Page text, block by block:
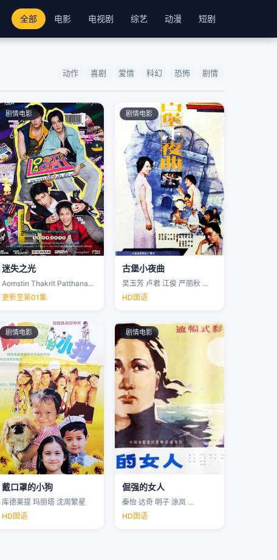
全部 电影 电视剧 综艺 动漫 短剧
动作 喜剧 爱情 科幻 恐怖 剧情
剧情电影
迷失之光
Aomstin Thakrit Patthanaworakit
更新至第01集
剧情电影
古堡小夜曲
吴玉芳 卢君 江俊 严丽秋 …
HD国语
剧情电影
戴口罩的小狗
库德莱提 玛丽塔 沈周繁星
HD国语
剧情电影
倔强的女人
秦怡 达奇 明子 涂岚 …
HD国语